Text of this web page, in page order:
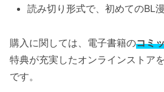
読み切り形式で、初めてのBL
購入に関しては、電子書籍のコミ
特典が充実したオンラインストア
です。